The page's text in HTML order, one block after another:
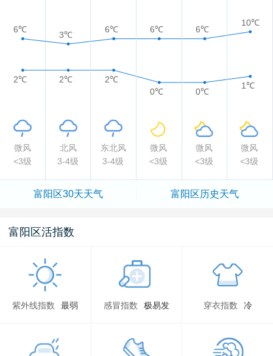
6℃
3℃
6℃ 6℃ 6℃
10℃
2℃ 2℃
2℃
0℃
0℃
1℃
微风 北风 东北风 微风 微风
微风
<3级
3-4级 3-4级 <3级 <3级 <3级
富阳区30天天气 富阳区历史天气
富阳区活指数
紫外线指数 最弱 感冒指数 极易发 穿衣指数 冷